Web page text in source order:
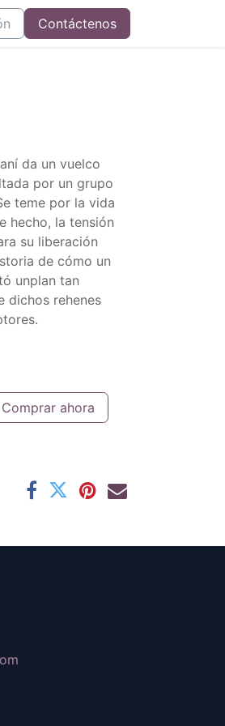
Contáctenos
da un vuelco
por un grupo
teme por la vida
hecho, la tensión
su liberación
de cómo un
unplan tan
dichos rehenes
Comprar ahora